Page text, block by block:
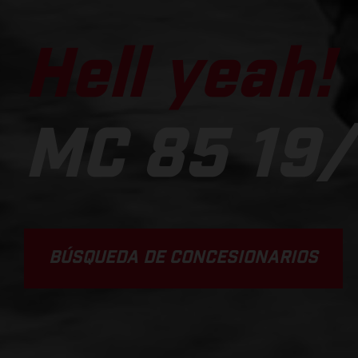
Hell yeah!
MC 85
BÚSQUEDA DE CONCESIONARIOS